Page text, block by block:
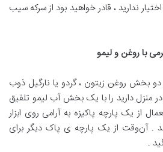
ندارید ، قادر خواهید بود از سرکه‌ سیب
با روغن و لیمو
دو بخش روغن زیتون ، گردو‌ یا نارگیل ذوب‌
منزل دارید را با یک بخش آب لیمو تلفیق
از یک پارچه پاکیزه به آرامی روی ابزار
. آن‌وقت از یک پارچه ی پاک دیگر برای
.